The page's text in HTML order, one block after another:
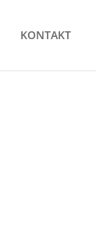
KONTAKT